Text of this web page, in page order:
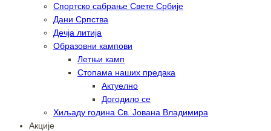
Спортско сабрање Свете Србије
Дани Српства
Дечја литија
Образовни кампови
Летњи камп
Стопама наших предака
Актуелно
Догодило се
Хиљаду година Св. Јована Владимира
Акције